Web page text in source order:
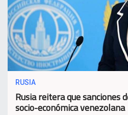
RUSIA
Rusia reitera que sanciones
socio-económica venezolana